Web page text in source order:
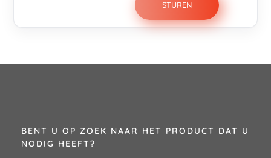
BENT U OP ZOEK NAAR HET PRODUCT DAT U
NODIG HEEFT?